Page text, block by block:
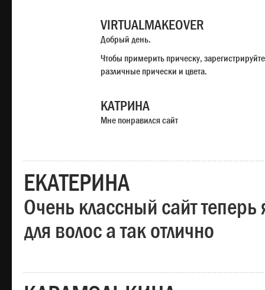
VIRTUALMAKEOVER
Добрый день.
Чтобы примерить прическу,
различные прически и цвета.
КАТРИНА
Мне понравился сайт
ЕКАТЕРИНА
Очень классный сайт теперь
для волос а так отлично